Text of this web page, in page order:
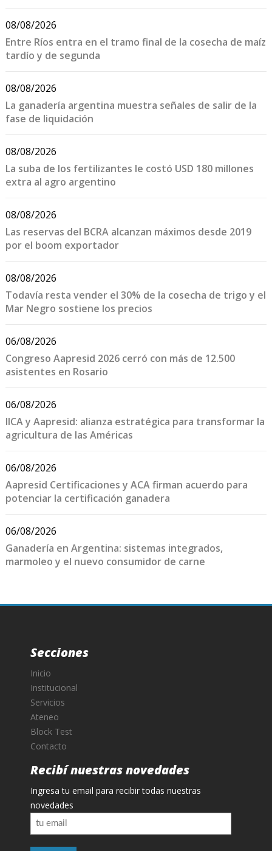
08/08/2026
Entre Ríos entra en el tramo final de la cosecha de maíz
tardío y de segunda
08/08/2026
La ganadería argentina muestra señales de salir de la
fase de liquidación
08/08/2026
La suba de los fertilizantes le costó USD 180 millones
extra al agro argentino
08/08/2026
Las reservas del BCRA alcanzan máximos desde 2019
por el boom exportador
08/08/2026
Todavía resta vender el 30% de la cosecha de trigo y el
Mar Negro sostiene los precios
06/08/2026
Congreso Aapresid 2026 cerró con más de 12.500
asistentes en Rosario
06/08/2026
IICA y Aapresid: alianza estratégica para transformar la
agricultura de las Américas
06/08/2026
Aapresid Certificaciones y ACA firman acuerdo para
potenciar la certificación ganadera
06/08/2026
Ganadería en Argentina: sistemas integrados,
marmoleo y el nuevo consumidor de carne
Secciones
Inicio
Institucional
Servicios
Ateneo
Block Test
Contacto
Recibí nuestras novedades
Ingresa tu email para recibir todas nuestras
novedades